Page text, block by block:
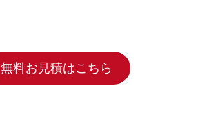
無料お見積はこちら